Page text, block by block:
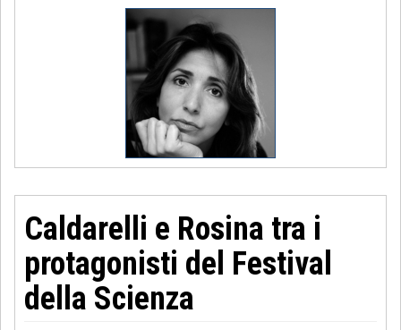
Caldarelli e Rosina tra i
protagonisti del Festival
della Scienza